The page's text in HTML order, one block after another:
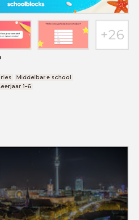
Middelbare school
1-6